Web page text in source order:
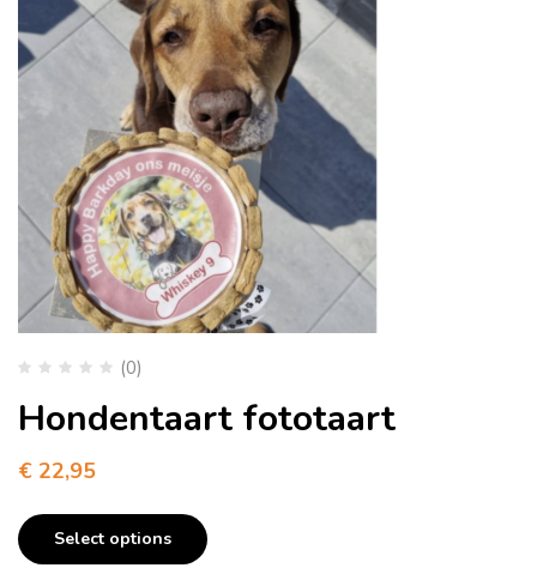
(0)
Hondentaart fototaart
€ 22,95
Select options